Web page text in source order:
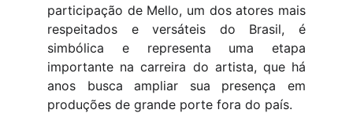
participação de Mello, um dos atores mais
respeitados e versáteis do Brasil, é
simbólica e representa uma etapa
importante na carreira do artista, que há
anos busca ampliar sua presença em
produções de grande porte fora do país.